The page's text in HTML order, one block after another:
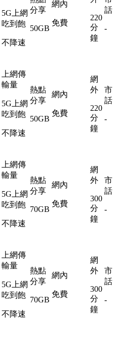
5G上網
吃到飽
不降速
分享
50GB
網內
免費
220
分
鐘
話
-
上網傳
輸量
5G上網
吃到飽
不降速
熱點
分享
50GB
網內
免費
網
外
220
分
鐘
市
話
-
上網傳
輸量
5G上網
吃到飽
不降速
熱點
分享
70GB
網內
免費
網
外
300
分
鐘
市
話
-
上網傳
輸量
5G上網
吃到飽
不降速
熱點
分享
70GB
網內
免費
網
外
300
分
鐘
市
話
-